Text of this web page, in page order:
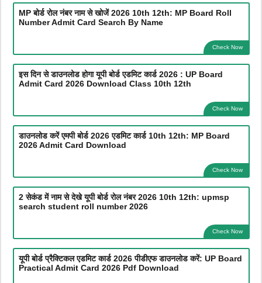
MP बोर्ड रोल नंबर नाम से खोजें 2026 10th 12th: MP Board Roll
Number Admit Card Search By Name
Check Now
इस दिन से डाउनलोड होगा यूपी बोर्ड एडमिट कार्ड 2026 : UP Board
Admit Card 2026 Download Class 10th 12th
Check Now
डाउनलोड करें एमपी बोर्ड 2026 एडमिट कार्ड 10th 12th: MP Board
2026 Admit Card Download
Check Now
2 सेकंड में नाम से देखे यूपी बोर्ड रोल नंबर 2026 10th 12th: upmsp
search student roll number 2026
Check Now
यूपी बोर्ड प्रैक्टिकल एडमिट कार्ड 2026 पीडीएफ डाउनलोड करें: UP Board
Practical Admit Card 2026 Pdf Download